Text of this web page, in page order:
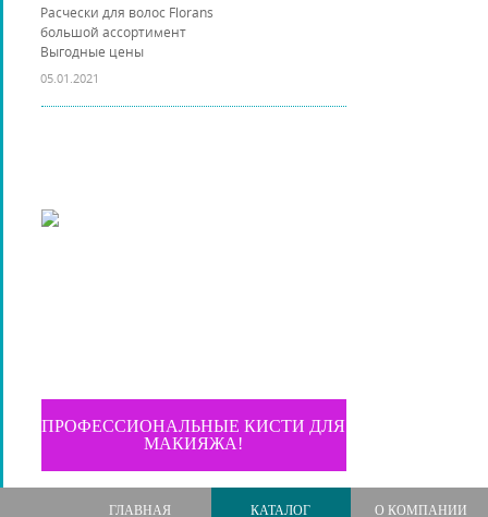
Расчески для волос Florans
большой ассортимент
Выгодные цены
05.01.2021
ПРОФЕССИОНАЛЬНЫЕ КИСТИ ДЛЯ
МАКИЯЖА!
ГЛАВНАЯ КАТАЛОГ О КОМПАНИИ